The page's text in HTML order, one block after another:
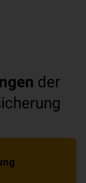
der